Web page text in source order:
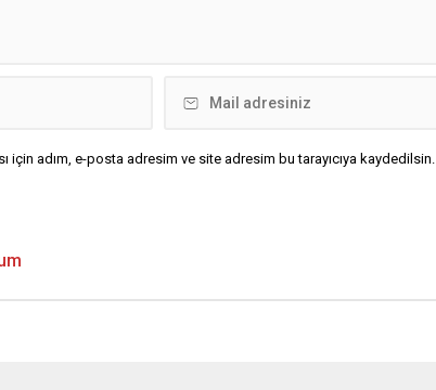
için adım, e-posta adresim ve site adresim bu tarayıcıya kaydedilsin.